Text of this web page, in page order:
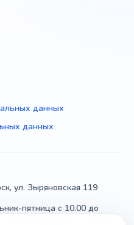
данных
данных
ул. Зыряновская 119
пятница с 10.00 до